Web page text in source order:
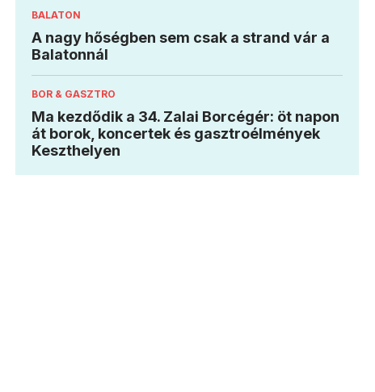
BALATON
A nagy hőségben sem csak a strand vár a
Balatonnál
BOR & GASZTRO
Ma kezdődik a 34. Zalai Borcégér: öt napon
át borok, koncertek és gasztroélmények
Keszthelyen